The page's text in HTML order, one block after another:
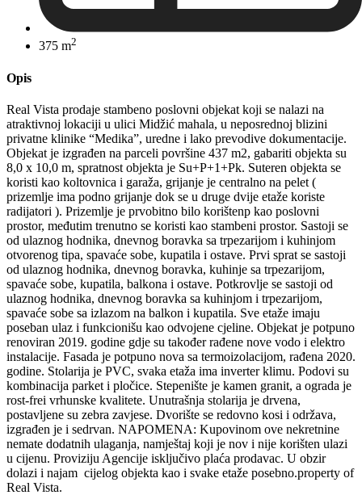
375 m2
Opis
Real Vista prodaje stambeno poslovni objekat koji se nalazi na
atraktivnoj lokaciji u ulici Midžić mahala, u neposrednoj blizini
privatne klinike “Medika”, uredne i lako prevodive dokumentacije.
Objekat je izgrađen na parceli površine 437 m2, gabariti objekta su
8,0 x 10,0 m, spratnost objekta je Su+P+1+Pk. Suteren objekta se
koristi kao koltovnica i garaža, grijanje je centralno na pelet (
prizemlje ima podno grijanje dok se u druge dvije etaže koriste
radijatori ). Prizemlje je prvobitno bilo korištenp kao poslovni
prostor, međutim trenutno se koristi kao stambeni prostor. Sastoji se
od ulaznog hodnika, dnevnog boravka sa trpezarijom i kuhinjom
otvorenog tipa, spavaće sobe, kupatila i ostave. Prvi sprat se sastoji
od ulaznog hodnika, dnevnog boravka, kuhinje sa trpezarijom,
spavaće sobe, kupatila, balkona i ostave. Potkrovlje se sastoji od
ulaznog hodnika, dnevnog boravka sa kuhinjom i trpezarijom,
spavaće sobe sa izlazom na balkon i kupatila. Sve etaže imaju
poseban ulaz i funkcionišu kao odvojene cjeline. Objekat je potpuno
renoviran 2019. godine gdje su također rađene nove vodo i elektro
instalacije. Fasada je potpuno nova sa termoizolacijom, rađena 2020.
godine. Stolarija je PVC, svaka etaža ima inverter klimu. Podovi su
kombinacija parket i pločice. Stepenište je kamen granit, a ograda je
rost-frei vrhunske kvalitete. Unutrašnja stolarija je drvena,
postavljene su zebra zavjese. Dvorište se redovno kosi i održava,
izgrađen je i sedrvan. NAPOMENA: Kupovinom ove nekretnine
nemate dodatnih ulaganja, namještaj koji je nov i nije korišten ulazi
u cijenu. Proviziju Agencije isključivo plaća prodavac. U obzir
dolazi i najam cijelog objekta kao i svake etaže posebno.property of
Real Vista.